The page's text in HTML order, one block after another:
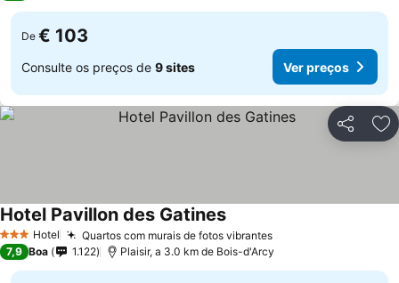
De € 103
Consulte os preços de 9 sites Ver preços
Partilhar
3 EstrelasHotel Quartos com murais de fotos vibrantes
Hotel Pavillon des Gatines
7,9 Boa 1.122 Plaisir, a 3.0 km de Bois-d'Arcy